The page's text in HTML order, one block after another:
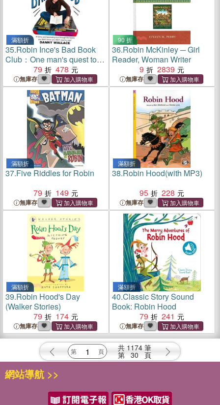
滿額折
35.Robin Ince's Bad Book
Club：One man's quest to
uncover the books that taste
forgot
79 478
無庫存
90 折
36.Robin McKinley ─ Girl
Reader, Woman Writer
9
2839
無庫存
滿額折
37.Five Riddles for Robin
79
149
無庫存
滿額折
38.Robin Hood(with MP3)
95
228
無庫存
滿額折
39.Robin Hood's Day
(Walker Stories)
79
174
無庫存
滿額折
40.Classic Story Sound
Book: Robin Hood
79
241
無庫存
共 1174 筆
第 30 頁
網站導航 >>